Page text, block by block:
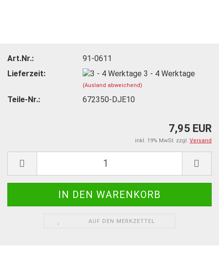
Art.Nr.:
91-0611
Lieferzeit:
3 - 4 Werktage
(Ausland abweichend)
Teile-Nr.: 672350-DJE10
7,95 EUR
inkl. 19% MwSt. zzgl. Versand
AUF DEN MERKZETTEL